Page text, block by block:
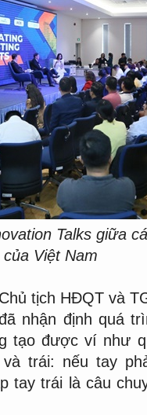
Talks giữa
của Việt Nam
tịch HĐQT và
nhận định quá
tạo được ví như
trái: nếu tay
tay trái là câu